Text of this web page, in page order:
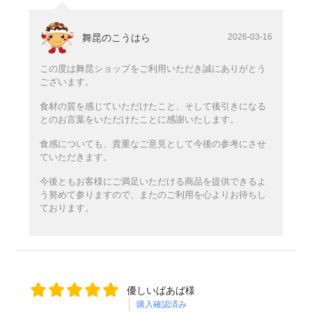
舞昆のこうはら 2026-03-16
この度は舞昆ショップをご利用いただき誠にありがとう
ございます。
食材の質を感じていただけたこと、そして後引きになる
とのお言葉をいただけたことに感謝いたします。
食感についても、貴重なご意見として今後の参考にさせ
ていただきます。
今後ともお客様にご満足いただける商品を提供できるよ
う努めて参りますので、またのご利用を心よりお待ちし
ております。
優しいばあば様
購入確認済み